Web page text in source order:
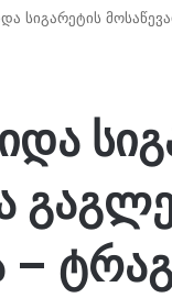
სიგარეტის